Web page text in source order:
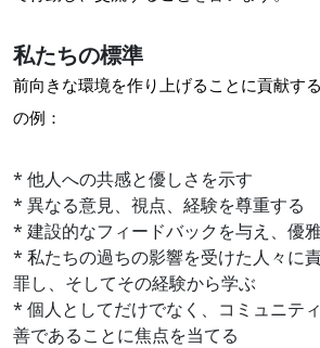
私たちの標準
前向きな環境を作り上げることに貢献す
の例：
* 他人への共感と優しさを示す
* 異なる意見、視点、経験を尊重する
* 建設的なフィードバックを与え、優
* 私たちの過ちの影響を受けた人々に
罪し、そしてその経験から学ぶ
* 個人としてだけでなく、コミュニテ
善であることに焦点を当てる